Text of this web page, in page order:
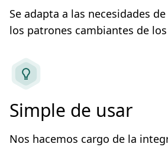
Se adapta a las necesidades
los patrones cambiantes de
Simple de usar
Nos hacemos cargo de la